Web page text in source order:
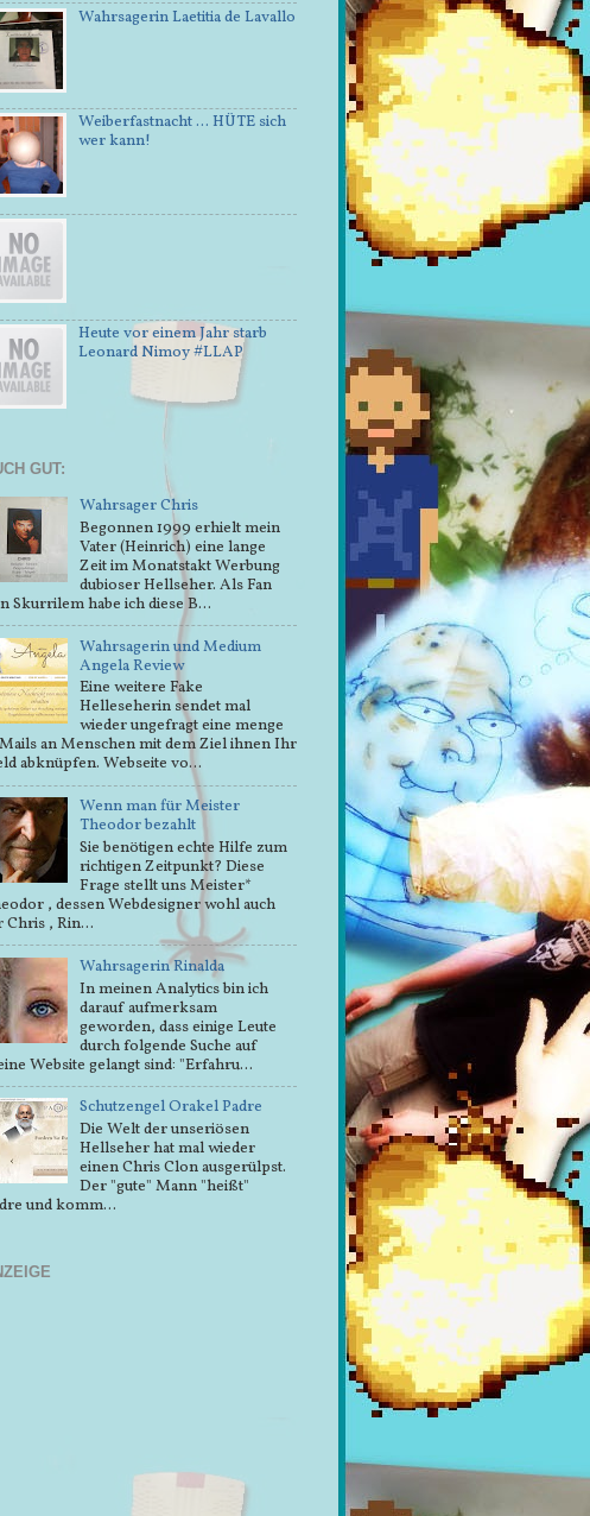
Wahrsagerin Laetitia de Lavallo
Weiberfastnacht ... HÜTE sich
wer kann!
Heute vor einem Jahr starb
Leonard Nimoy #LLAP
GUT:
Wahrsager Chris
Begonnen 1999 erhielt mein
Vater (Heinrich) eine lange
Zeit im Monatstakt Werbung
dubioser Hellseher. Als Fan
Skurrilem habe ich diese B...
Wahrsagerin und Medium
Angela Review
Eine weitere Fake
Helleseherin sendet mal
wieder ungefragt eine menge
an Menschen mit dem Ziel ihnen Ihr
abknüpfen. Webseite vo...
Wenn man für Meister
Theodor bezahlt
Sie benötigen echte Hilfe zum
richtigen Zeitpunkt? Diese
Frage stellt uns Meister*
, dessen Webdesigner wohl auch
Chris , Rin...
Wahrsagerin Rinalda
In meinen Analytics bin ich
darauf aufmerksam
geworden, dass einige Leute
durch folgende Suche auf
Website gelangt sind: "Erfahru...
Schutzengel Orakel Padre
Die Welt der unseriösen
Hellseher hat mal wieder
einen Chris Clon ausgerülpst.
Der "gute" Mann "heißt"
und komm...